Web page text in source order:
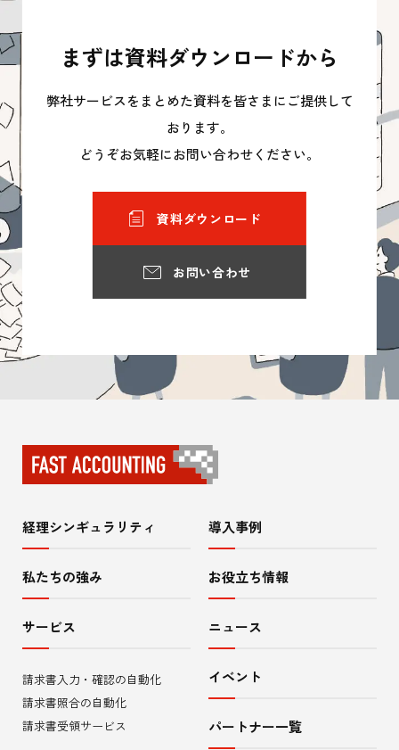
まずは資料ダウンロードから
弊社サービスをまとめた資料を皆さまにご提供して
おります。
どうぞお気軽にお問い合わせください。
お問い合わせ
資料ダウンロード
サ
イ
内
メ
ニ
経理シンギュラリティ
私たちの強み
サービス
請求書入力・確認の自動化
請求書照合の自動化
請求書受領サービス
導入事例
お役立ち情報
ニュース
イベント
パートナー一覧